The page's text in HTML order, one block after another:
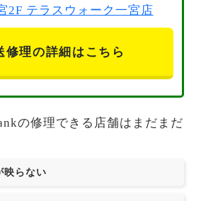
2F テラスウォーク一宮店
修理の詳細はこちら
の修理できる店舗はまだまだ
映らない